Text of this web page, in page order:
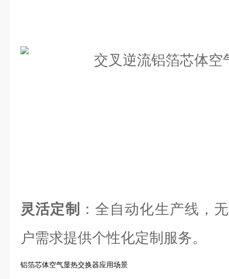
灵活定制
：全自动化生产线，
户需求提供个性化定制服务。
铝箔芯体空气显热交换器应用场景